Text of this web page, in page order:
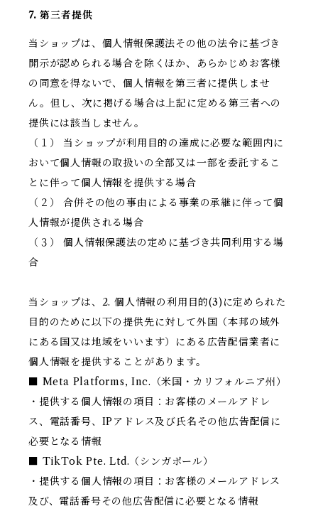
7. 第三者提供
当ショップは、個人情報保護法その他の法令に基づき
開示が認められる場合を除くほか、あらかじめお客様
の同意を得ないで、個人情報を第三者に提供しませ
ん。但し、次に掲げる場合は上記に定める第三者への
提供には該当しません。
（１） 当ショップが利用目的の達成に必要な範囲内に
おいて個人情報の取扱いの全部又は一部を委託するこ
とに伴って個人情報を提供する場合
（２） 合併その他の事由による事業の承継に伴って個
人情報が提供される場合
（３） 個人情報保護法の定めに基づき共同利用する場
合
当ショップは、2. 個人情報の利用目的(3)に定められた
目的のために以下の提供先に対して外国（本邦の域外
にある国又は地域をいいます）にある広告配信業者に
個人情報を提供することがあります。
■ Meta Platforms, Inc.（米国・カリフォルニア州）
・提供する個人情報の項目：お客様のメールアドレ
ス、電話番号、IPアドレス及び氏名その他広告配信に
必要となる情報
■ TikTok Pte. Ltd.（シンガポール）
・提供する個人情報の項目：お客様のメールアドレス
及び、電話番号その他広告配信に必要となる情報